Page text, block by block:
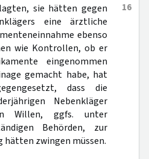
16
sie hätten gegen
eine ärztliche
ebenso
wie Kontrollen, ob er
eingenommen
gemacht habe, hat
dass die
Nebenkläger
Willen, ggfs. unter
Behörden, zur
hätten zwingen müssen.